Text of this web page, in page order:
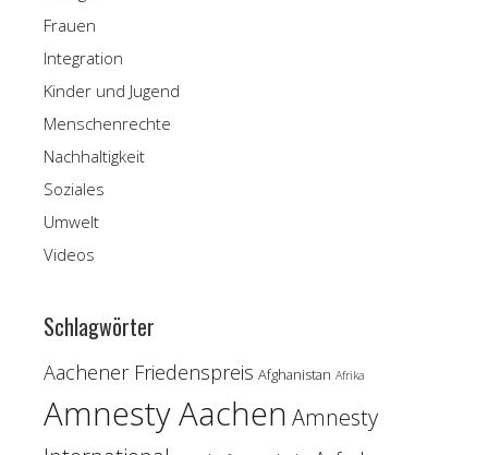
Frauen
Integration
Kinder und Jugend
Menschenrechte
Nachhaltigkeit
Soziales
Umwelt
Videos
Schlagwörter
Aachener Friedenspreis Afghanistan Afrika
Amnesty Aachen Amnesty